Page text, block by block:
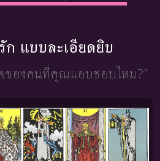
ก แบบละเอียดยิบ
ของคนที่คุณแอบชอบไหม?"